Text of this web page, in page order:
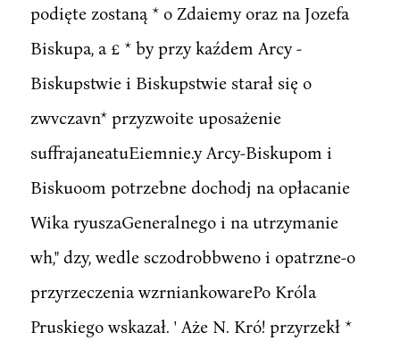
podięte zostaną * o Zdaiemy oraz na Jozefa
Biskupa, a £ * by przy kaźdem Arcy -
Biskupstwie i Biskupstwie starał się o
zwvczavn* przyzwoite uposażenie
suffrajaneatuEiemnie.y Arcy-Biskupom i
Biskuoom potrzebne dochodj na opłacanie
Wika ryuszaGeneralnego i na utrzymanie
wh," dzy, wedle sczodrobbweno i opatrzne-o
przyrzeczenia wzrniankowarePo Króla
Pruskiego wskazał. ' Aże N. Kró! przyrzekł *